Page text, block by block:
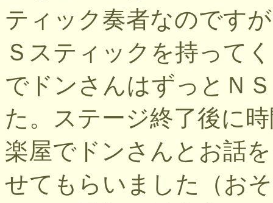
ティック奏者なのです
Ｓスティックを持って
でドンさんはずっとＮ
た。ステージ終了後に
楽屋でドンさんとお話
せてもらいました（お